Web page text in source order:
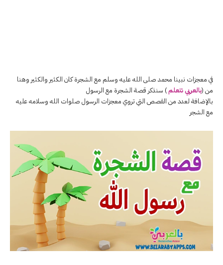
في معجزات نبينا محمد صلى الله عليه وسلم مع الشجرة كان الكثير والكثير وهنا
من (بالعربي نتعلم) سنذكر قصة الشجرة مع الرسول
بالإضافة لعدد من القصص التي تروي معجزات الرسول صلوات الله وسلامه عليه
مع الشجر